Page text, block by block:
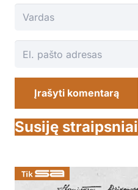
Įrašyti komentarą
Susiję straipsniai